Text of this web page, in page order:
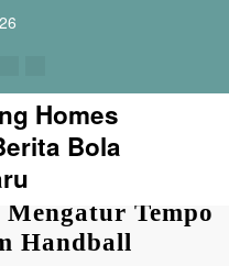
Homes
Bola
Tempo
Handball